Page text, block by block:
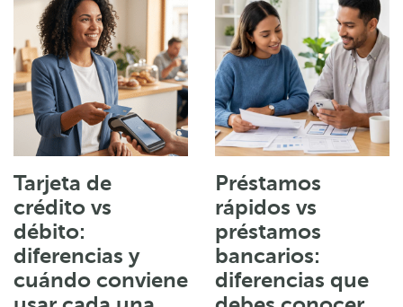
Tarjeta de
crédito vs
débito:
diferencias y
cuándo conviene
Préstamos
rápidos vs
préstamos
bancarios:
diferencias que